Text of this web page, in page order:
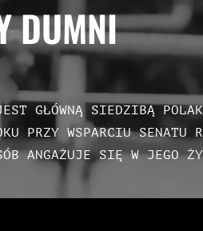
DUMNI
GŁÓWNĄ SIEDZIBĄ
PRZY WSPARCIU SENATU
ANGAŻUJE SIĘ W JEGO